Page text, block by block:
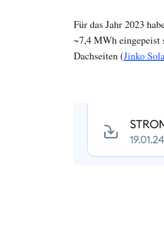
Für das Jahr 2023
~7,4 MWh eingepeist
Dachseiten (Jinko